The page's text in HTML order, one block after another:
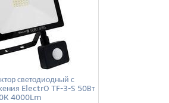
светодиодный с
ElectrO TF-3-S 50Вт
4000Lm